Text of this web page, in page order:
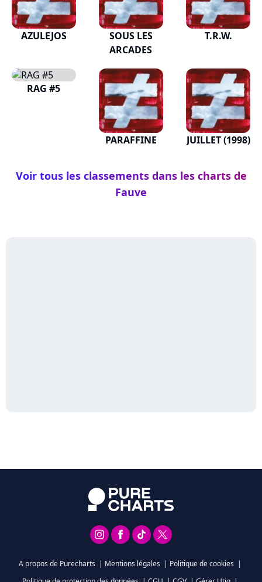
AZULEJOS
SOUS LES
ARCADES
T.R.W.
RAG #5
PARAFFINE JUILLET (1998)
Voir tous les classements dans les charts de
Fauve
A propos de Purecharts | Mentions légales | Politique de cookies |